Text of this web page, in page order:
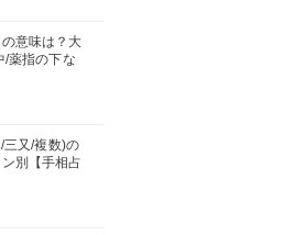
意味は？大
/薬指の下な
三又/複数)の
別【手相占